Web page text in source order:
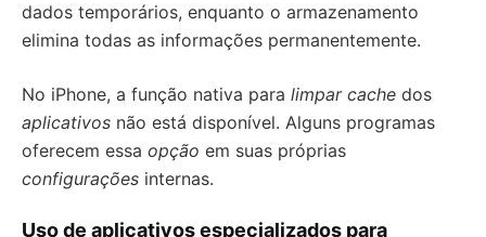
dados temporários, enquanto o armazenamento
elimina todas as informações permanentemente.
No iPhone, a função nativa para limpar cache dos
aplicativos não está disponível. Alguns programas
oferecem essa opção em suas próprias
configurações internas.
Uso de aplicativos especializados para